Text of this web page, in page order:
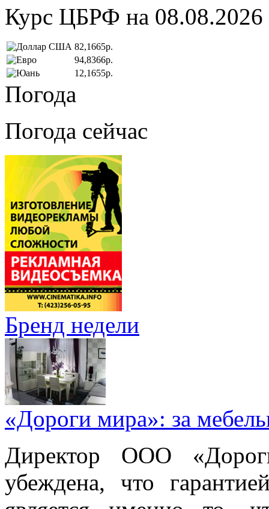
Курс ЦБРФ на 08.08.2026
82,1665р.
94,8366р.
12,1655р.
Погода
Погода сейчас
Бренд недели
«Дороги мира»: за
Директор ООО
убеждена, что